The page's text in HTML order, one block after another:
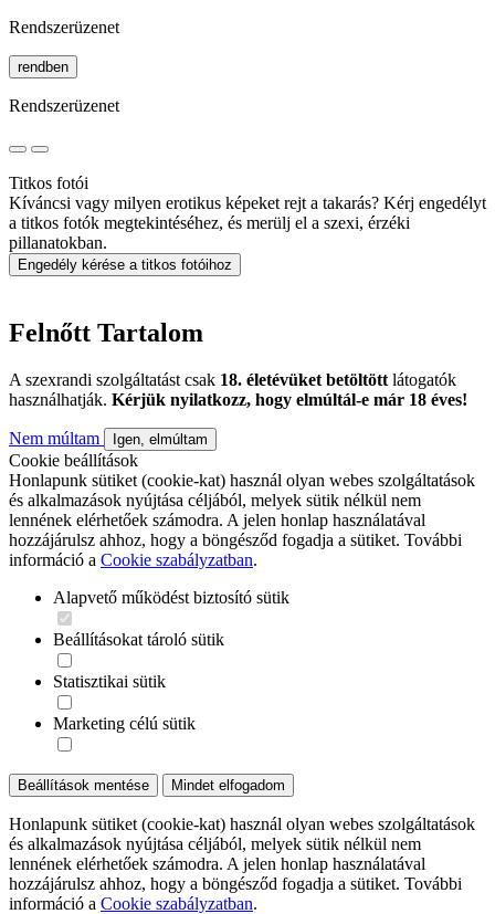
Rendszerüzenet
rendben
Rendszerüzenet
Titkos fotói
Kíváncsi vagy milyen erotikus képeket rejt a takarás? Kérj engedélyt
a titkos fotók megtekintéséhez, és merülj el a szexi, érzéki
pillanatokban.
Engedély kérése a titkos fotóihoz
Felnőtt Tartalom
A szexrandi szolgáltatást csak 18. életévüket betöltött látogatók
használhatják. Kérjük nyilatkozz, hogy elmúltál-e már 18 éves!
Nem múltam Igen, elmúltam
Cookie beállítások
Honlapunk sütiket (cookie-kat) használ olyan webes szolgáltatások
és alkalmazások nyújtása céljából, melyek sütik nélkül nem
lennének elérhetőek számodra. A jelen honlap használatával
hozzájárulsz ahhoz, hogy a böngésződ fogadja a sütiket. További
információ a Cookie szabályzatban.
Alapvető működést biztosító sütik
Beállításokat tároló sütik
Statisztikai sütik
Marketing célú sütik
Beállítások mentése Mindet elfogadom
Honlapunk sütiket (cookie-kat) használ olyan webes szolgáltatások
és alkalmazások nyújtása céljából, melyek sütik nélkül nem
lennének elérhetőek számodra. A jelen honlap használatával
hozzájárulsz ahhoz, hogy a böngésződ fogadja a sütiket. További
információ a Cookie szabályzatban.